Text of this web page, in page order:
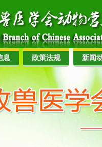
息 政策法规 新闻